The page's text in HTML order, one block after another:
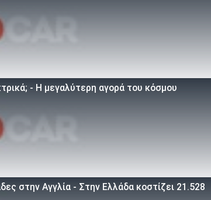
- Η μεγαλύτερη αγορά του κόσμου
στην Αγγλία - Στην Ελλάδα κοστίζει 21.528